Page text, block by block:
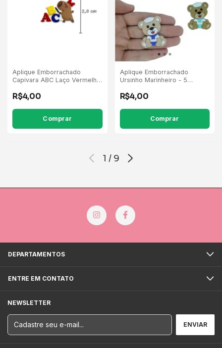
Aplique Emborrachado
Capivara ABC Laço Vermelho
R$4,00
Aplique Emborrachado
Ursinho Marinheiro - 5
R$4,00
Comprar
1 / 9
DEPARTAMENTOS
ENTRE EM CONTATO
NEWSLETTER